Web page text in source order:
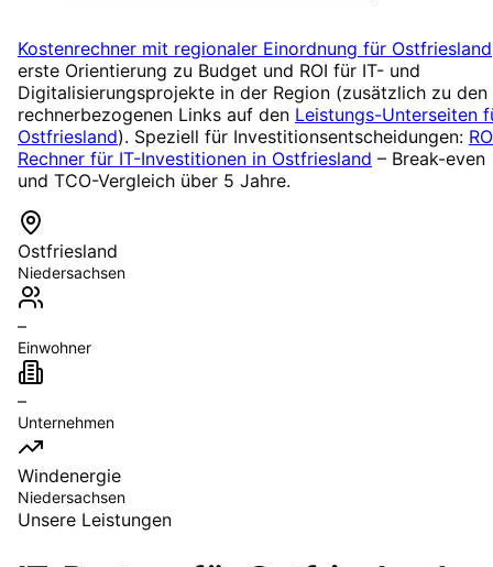
Kostenrechner mit regionaler Einordnung für Ostfriesland
erste Orientierung zu Budget und ROI für IT- und
Digitalisierungsprojekte in der Region (zusätzlich zu den
rechnerbezogenen Links auf den Leistungs-Unterseiten
Ostfriesland). Speziell für Investitionsentscheidungen:
Rechner für IT-Investitionen in Ostfriesland – Break-even
und TCO-Vergleich über 5 Jahre.
Ostfriesland
Niedersachsen
–
Einwohner
–
Unternehmen
Windenergie
Niedersachsen
Unsere Leistungen